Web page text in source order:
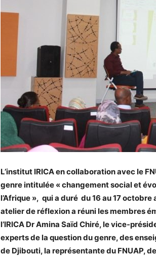
L’institut IRICA en collaboration avec le
genre intitulée « changement social et
l’Afrique », qui a duré du 16 au 17
atelier de réflexion a réuni les membres
l’IRICA Dr Amina Saïd Chiré, le vice-
experts de la question du genre, des
de Djibouti, la représentante du FNUAP,